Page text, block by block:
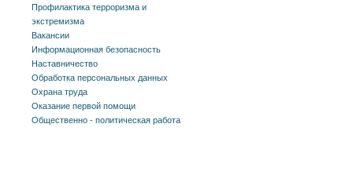
Профилактика терроризма и
экстремизма
Вакансии
Информационная безопасность
Наставничество
Обработка персональных данных
Охрана труда
Оказание первой помощи
Общественно - политическая работа